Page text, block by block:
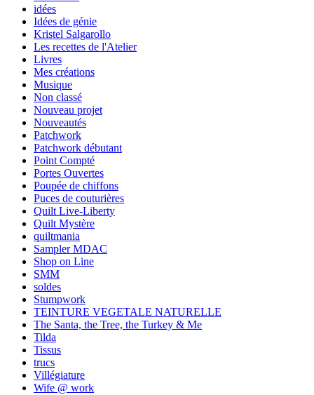
idées
Idées de génie
Kristel Salgarollo
Les recettes de l'Atelier
Livres
Mes créations
Musique
Non classé
Nouveau projet
Nouveautés
Patchwork
Patchwork débutant
Point Compté
Portes Ouvertes
Poupée de chiffons
Puces de couturières
Quilt Live-Liberty
Quilt Mystère
quiltmania
Sampler MDAC
Shop on Line
SMM
soldes
Stumpwork
TEINTURE VEGETALE NATURELLE
The Santa, the Tree, the Turkey & Me
Tilda
Tissus
trucs
Villégiature
Wife @ work